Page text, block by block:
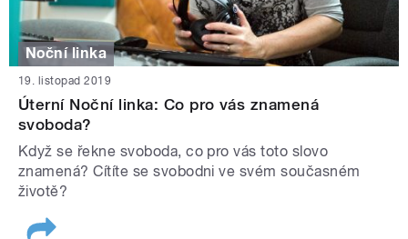
Noční linka
19. listopad 2019
Úterní Noční linka: Co pro vás znamená
svoboda?
Když se řekne svoboda, co pro vás toto slovo
znamená? Cítíte se svobodni ve svém současném
životě?